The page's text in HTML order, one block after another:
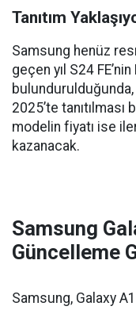
Tanıtım
Samsung henüz
geçen yıl S24
bulundurulduğunda,
2025’te
modelin fiyatı ise
kazanacak.
Samsung
Güncelleme
Samsung, Galaxy